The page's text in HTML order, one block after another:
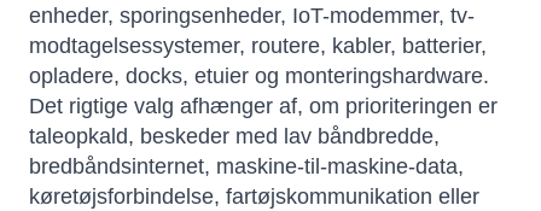
enheder, sporingsenheder, IoT-modemmer, tv-
modtagelsessystemer, routere, kabler, batterier,
opladere, docks, etuier og monteringshardware.
Det rigtige valg afhænger af, om prioriteringen er
taleopkald, beskeder med lav båndbredde,
bredbåndsinternet, maskine-til-maskine-data,
køretøjsforbindelse, fartøjskommunikation eller